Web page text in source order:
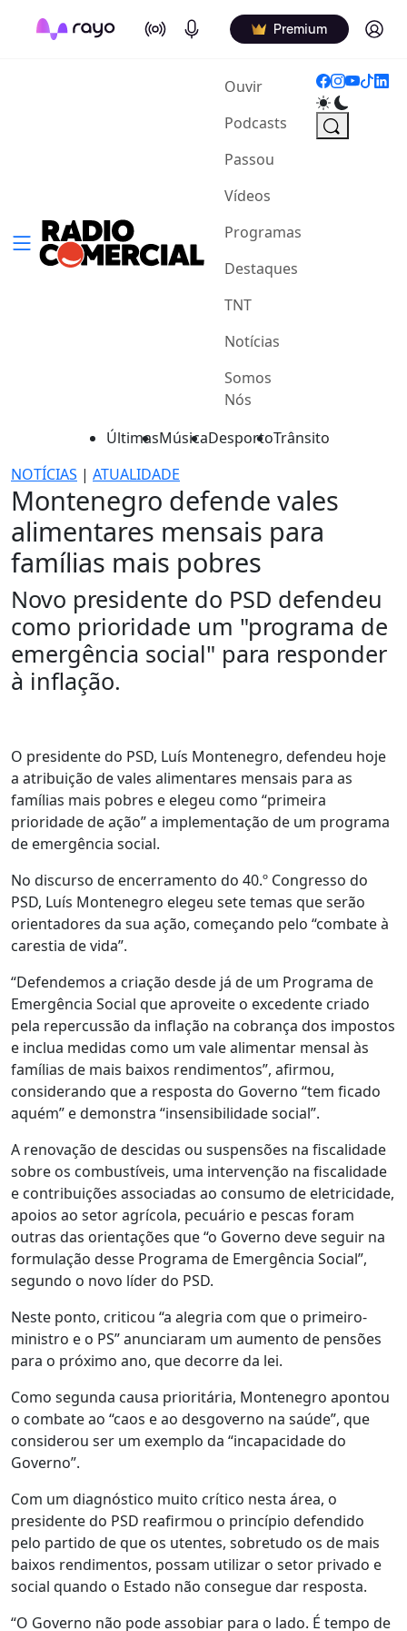
On Air Podcasts Premium Log in
Ouvir(current)
Podcasts
Passou
Vídeos
Programas
Destaques
TNT
Notícias
Somos
Nós
ÚltimasMúsicaDesportoTrânsito
NOTÍCIAS | ATUALIDADE
Montenegro defende vales
alimentares mensais para
famílias mais pobres
Novo presidente do PSD defendeu
como prioridade um "programa de
emergência social" para responder
à inflação.
O presidente do PSD, Luís Montenegro, defendeu hoje
a atribuição de vales alimentares mensais para as
famílias mais pobres e elegeu como “primeira
prioridade de ação” a implementação de um programa
de emergência social.
No discurso de encerramento do 40.º Congresso do
PSD, Luís Montenegro elegeu sete temas que serão
orientadores da sua ação, começando pelo “combate à
carestia de vida”.
“Defendemos a criação desde já de um Programa de
Emergência Social que aproveite o excedente criado
pela repercussão da inflação na cobrança dos impostos
e inclua medidas como um vale alimentar mensal às
famílias de mais baixos rendimentos”, afirmou,
considerando que a resposta do Governo “tem ficado
aquém” e demonstra “insensibilidade social”.
A renovação de descidas ou suspensões na fiscalidade
sobre os combustíveis, uma intervenção na fiscalidade
e contribuições associadas ao consumo de eletricidade,
apoios ao setor agrícola, pecuário e pescas foram
outras das orientações que “o Governo deve seguir na
formulação desse Programa de Emergência Social”,
segundo o novo líder do PSD.
Neste ponto, criticou “a alegria com que o primeiro-
ministro e o PS” anunciaram um aumento de pensões
para o próximo ano, que decorre da lei.
Como segunda causa prioritária, Montenegro apontou
o combate ao “caos e ao desgoverno na saúde”, que
considerou ser um exemplo da “incapacidade do
Governo”.
Com um diagnóstico muito crítico nesta área, o
presidente do PSD reafirmou o princípio defendido
pelo partido de que os utentes, sobretudo os de mais
baixos rendimentos, possam utilizar o setor privado e
social quando o Estado não consegue dar resposta.
“O Governo não pode assobiar para o lado. É tempo de